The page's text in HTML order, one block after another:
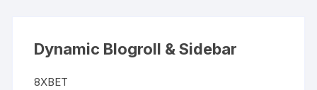
Dynamic Blogroll & Sidebar
8XBET